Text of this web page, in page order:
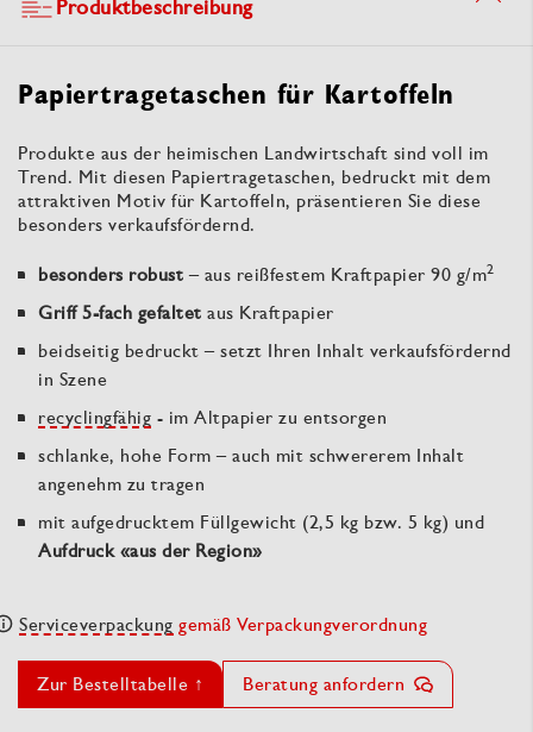
Produktbeschreibung
Papiertragetaschen für Kartoffeln
Produkte aus der heimischen Landwirtschaft sind voll im
Trend. Mit diesen Papiertragetaschen, bedruckt mit dem
attraktiven Motiv für Kartoffeln, präsentieren Sie diese
besonders verkaufsfördernd.
besonders robust – aus reißfestem Kraftpapier 90 g/m2
Griff 5-fach gefaltet aus Kraftpapier
beidseitig bedruckt – setzt Ihren Inhalt verkaufsfördernd
in Szene
recyclingfähig - im Altpapier zu entsorgen
schlanke, hohe Form – auch mit schwererem Inhalt
angenehm zu tragen
mit aufgedrucktem Füllgewicht (2,5 kg bzw. 5 kg) und
Aufdruck «aus der Region»
Serviceverpackung gemäß Verpackungverordnung
Zur Bestelltabelle ↑ Beratung anfordern